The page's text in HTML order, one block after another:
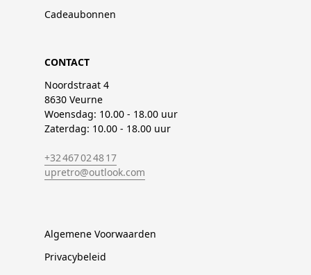
Cadeaubonnen
CONTACT
Noordstraat 4
8630 Veurne
Woensdag: 10.00 - 18.00 uur
Zaterdag: 10.00 - 18.00 uur
+32 467 02 48 17
upretro@outlook.com
Algemene Voorwaarden
Privacybeleid